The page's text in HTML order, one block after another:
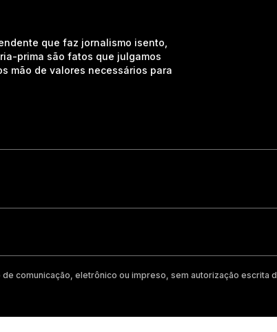
que faz jornalismo isento,
prima são fatos que julgamos
mão de valores necessários para
comunicação, eletrônico ou impreso, sem autorização escrita